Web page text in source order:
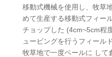
移動式機械を使用し、牧草
めて生産する移動式フィー
チョップした (4cm~5cm程
ュービングを行うフィール
牧草地で一度ベールに して